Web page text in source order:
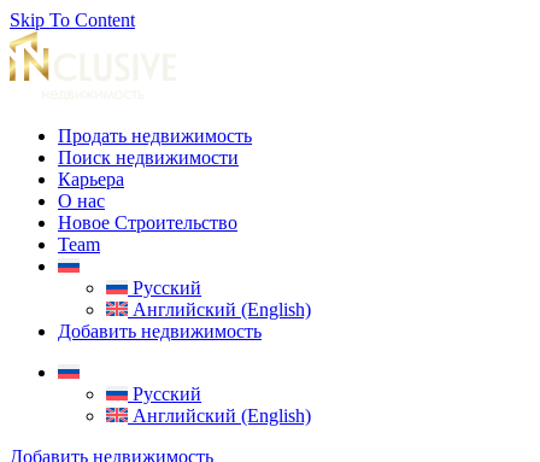
Skip To Content
Продать недвижимость
Поиск недвижимости
Карьера
О нас
Новое Строительство
Team
Русский
Английский (English)
Добавить недвижимость
Русский
Английский (English)
Добавить недвижимость